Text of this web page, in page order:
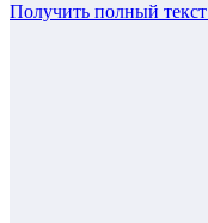
Получить полный текст